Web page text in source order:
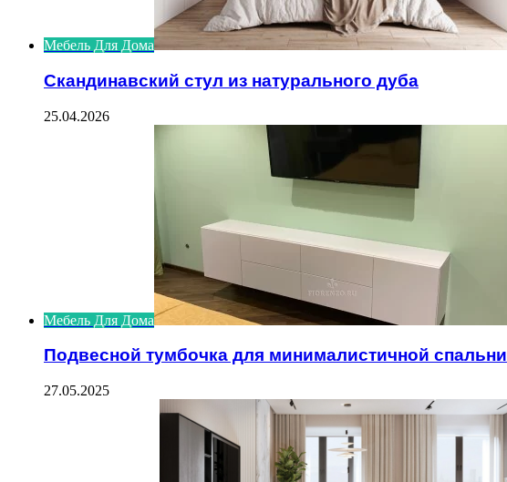
Мебель Для Дома
Скандинавский стул из натурального дуба
25.04.2026
Мебель Для Дома
Подвесной тумбочка для минималистичной спальни
27.05.2025